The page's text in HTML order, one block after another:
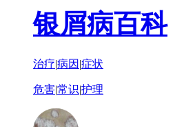
银屑病百科
治疗|病因 |症状
危害|常识|护理